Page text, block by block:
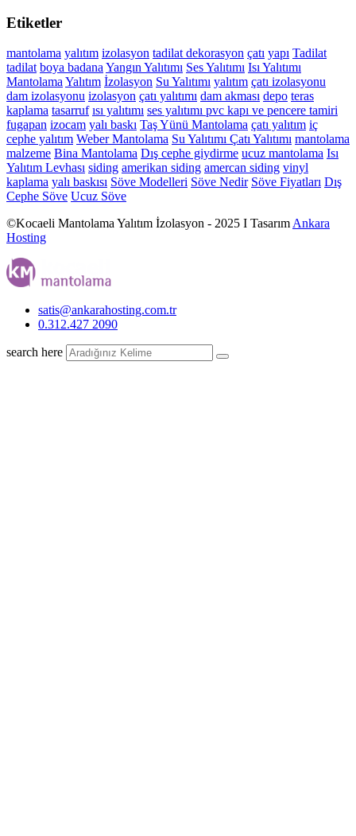
Etiketler
mantolama yalıtım izolasyon tadilatdekorasyon çatı yapı Tadilat
tadilat boya badanaYangın Yalıtımı Ses Yalıtımı Isı Yalıtımı
MantolamaYalıtım İzolasyon Su Yalıtımı yalıtım çatı izolasyonu
dam izolasyonu izolasyon çatı yalıtımı dam akması depo teras
kaplama tasarruf ısı yalıtımı ses yalıtımı pvc kapı ve pencere tamiri
fugapan izocam yalı baskı Taş Yünü Mantolama çatı yalıtım iç
cephe yalıtım Weber Mantolama Su Yalıtımı Çatı Yalıtımı mantolama
malzeme Bina Mantolama Dış cephe giydirme ucuz mantolama Isı
Yalıtım Levhası siding amerikan siding amercan siding vinyl
kaplama yalı baskısı Söve Modelleri Söve Nedir Söve Fiyatları Dış
Cephe Söve Ucuz Söve
©Kocaeli Mantolama Yalıtım İzolasyon - 2025 I TasarımAnkara
Hosting
satis@ankarahosting.com.tr
0.312.427 2090
search here